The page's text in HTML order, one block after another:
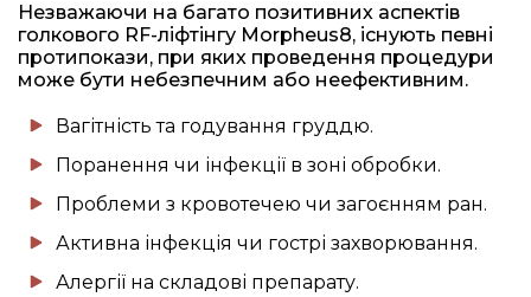
Незважаючи на багато позитивних аспектів
голкового RF-ліфтінгу Morpheus8, існують певні
протипокази, при яких проведення процедури
може бути небезпечним або неефективним.
Вагітність та годування груддю.
Поранення чи інфекції в зоні обробки.
Проблеми з кровотечею чи загоєнням ран.
Активна інфекція чи гострі захворювання.
Алергії на складові препарату.